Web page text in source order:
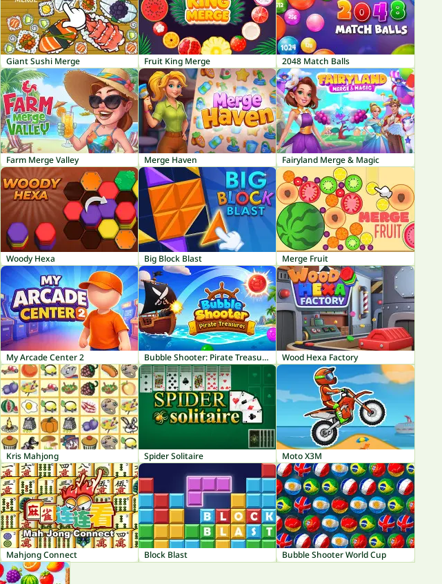
Giant Sushi Merge Fruit King Merge 2048 Match Balls
Farm Merge Valley Merge Haven Fairyland Merge & Magic
Woody Hexa Big Block Blast Merge Fruit
My Arcade Center 2 Bubble Shooter: Pirate Treasures Wood Hexa Factory
Kris Mahjong Spider Solitaire Moto X3M
Mahjong Connect Block Blast Bubble Shooter World Cup